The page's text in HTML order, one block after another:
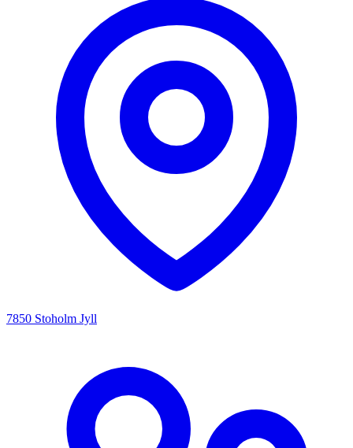
7850 Stoholm Jyll